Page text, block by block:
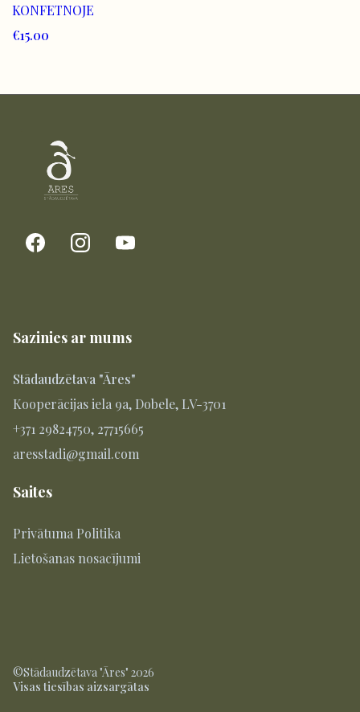
KONFETNOJE
€15.00
Sazinies ar mums
Stādaudzētava "Āres"
Kooperācijas iela 9a, Dobele, LV-3701
+371 29824750, 27715665
aresstadi@gmail.com
Saites
Privātuma Politika
Lietošanas nosacījumi
©Stādaudzētava "Āres" 2026
Visas tiesības aizsargātas